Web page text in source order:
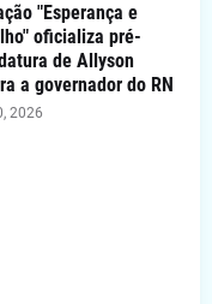
"Esperança e
oficializa pré-
de Allyson
a governador do RN
2026